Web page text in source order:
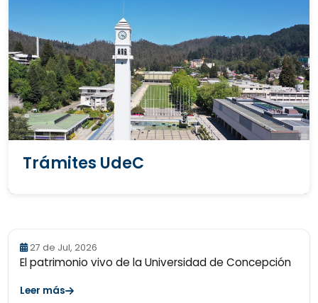
Trámites UdeC
27 de Jul, 2026
El patrimonio vivo de la Universidad de Concepción
Leer más